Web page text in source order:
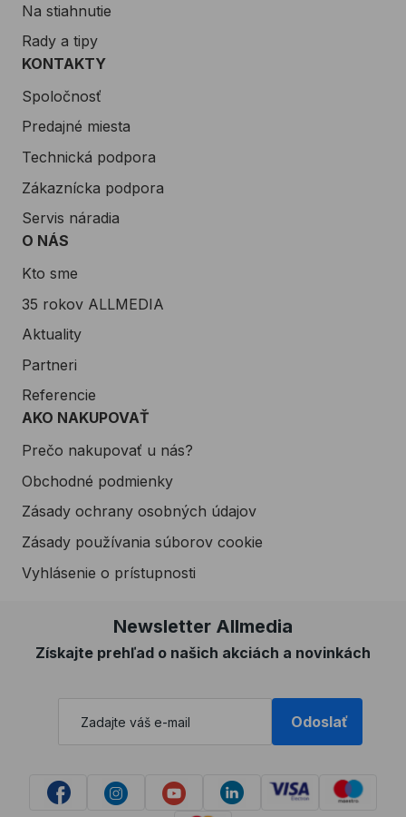
Na stiahnutie
Rady a tipy
KONTAKTY
Spoločnosť
Predajné miesta
Technická podpora
Zákaznícka podpora
Servis náradia
O NÁS
Kto sme
35 rokov ALLMEDIA
Aktuality
Partneri
Referencie
AKO NAKUPOVAŤ
Prečo nakupovať u nás?
Obchodné podmienky
Zásady ochrany osobných údajov
Zásady používania súborov cookie
Vyhlásenie o prístupnosti
Newsletter Allmedia
Získajte prehľad o našich akciách a novinkách
Odoslať